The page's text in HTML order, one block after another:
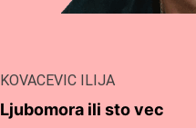
KOVACEVIC ILIJA
Ljubomora ili sto vec